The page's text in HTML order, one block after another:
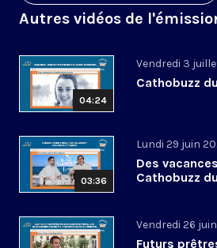
Autres vidéos de
04:24
Vendredi 3
Cathobuzz
03:36
Lundi 29 juin
Des
Cathobuzz
Vendredi 26
Futurs